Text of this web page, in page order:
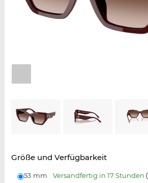
Größe und Verfügbarkeit
53 mm Versandfertig in 17 Stunden